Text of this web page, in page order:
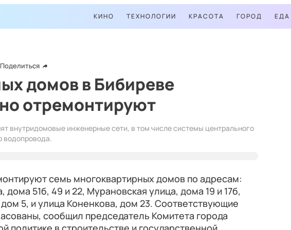
КИНО ТЕХНОЛОГИИ КРАСОТА ГОРОД ЕДА
Поделиться
домов в Бибиреве
отремонтируют
внутридомовые инженерные сети, в том числе системы центрального
водопровода.
семь многоквартирных домов по адресам:
дома 51б, 49 и 22, Мурановская улица, дома 19 и 17б,
5, и улица Коненкова, дом 23. Соответствующие
сообщил председатель Комитета города